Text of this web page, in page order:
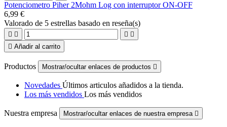
Potenciometro Piher 2Mohm Log con interruptor ON-OFF
6,99 €
Valorado de 5 estrellas basado en reseña(s)
   
 Añadir al carrito
Productos Mostrar/ocultar enlaces de productos 
Novedades Últimos articulos añadidos a la tienda.
Los más vendidos Los más vendidos
Nuestra empresa Mostrar/ocultar enlaces de nuestra empresa 